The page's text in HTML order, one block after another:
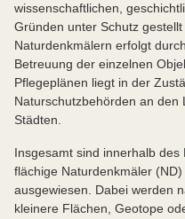
wissenschaftlichen,
Gründen unter Schutz
Naturdenkmälern erfolgt
Betreuung der einzelnen
Pflegeplänen liegt in der
Naturschutzbehörden an
Städten.
Insgesamt sind innerhalb
flächige Naturdenkmäler
ausgewiesen. Dabei werden
kleinere Flächen, Geotope